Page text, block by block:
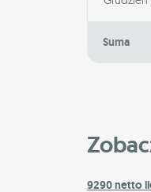
Suma
9290 netto